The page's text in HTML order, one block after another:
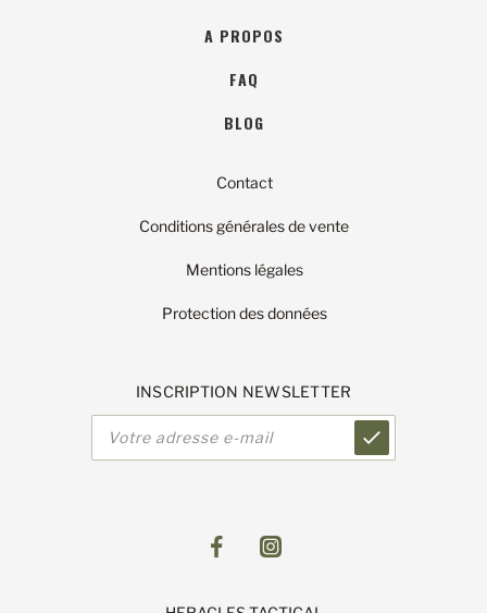
A PROPOS
FAQ
BLOG
Contact
Conditions générales de vente
Mentions légales
Protection des données
INSCRIPTION NEWSLETTER